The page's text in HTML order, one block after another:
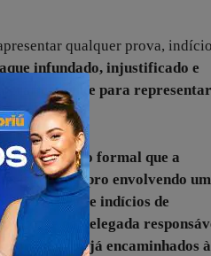
qualquer prova, indício
infundado, injustificado e
para representar
ao pedido formal que a
de estupro envolvendo um
graves e indícios de
parte da delegada
já encaminhados